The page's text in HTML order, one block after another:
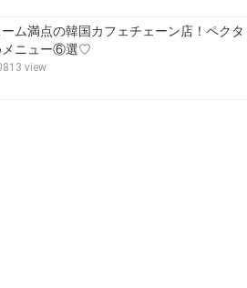
ム満点の韓国カフェチェーン店！ペクタ
メニュー⑥選♡
view